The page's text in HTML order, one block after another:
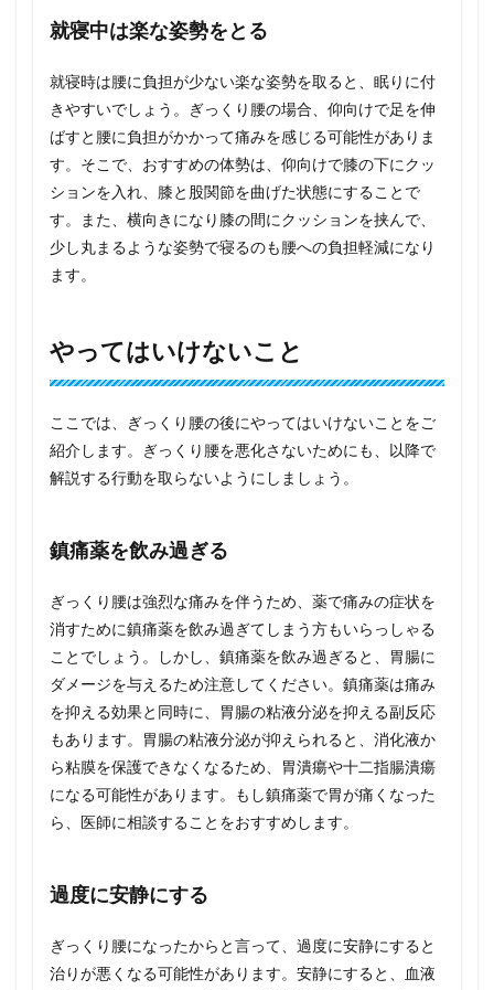
就寝中は楽な姿勢をとる
就寝時は腰に負担が少ない楽な姿勢を取ると、眠りに付
きやすいでしょう。ぎっくり腰の場合、仰向けで足を伸
ばすと腰に負担がかかって痛みを感じる可能性がありま
す。そこで、おすすめの体勢は、仰向けで膝の下にクッ
ションを入れ、膝と股関節を曲げた状態にすることで
す。また、横向きになり膝の間にクッションを挟んで、
少し丸まるような姿勢で寝るのも腰への負担軽減になり
ます。
やってはいけないこと
ここでは、ぎっくり腰の後にやってはいけないことをご
紹介します。ぎっくり腰を悪化さないためにも、以降で
解説する行動を取らないようにしましょう。
鎮痛薬を飲み過ぎる
ぎっくり腰は強烈な痛みを伴うため、薬で痛みの症状を
消すために鎮痛薬を飲み過ぎてしまう方もいらっしゃる
ことでしょう。しかし、鎮痛薬を飲み過ぎると、胃腸に
ダメージを与えるため注意してください。鎮痛薬は痛み
を抑える効果と同時に、胃腸の粘液分泌を抑える副反応
もあります。胃腸の粘液分泌が抑えられると、消化液か
ら粘膜を保護できなくなるため、胃潰瘍や十二指腸潰瘍
になる可能性があります。もし鎮痛薬で胃が痛くなった
ら、医師に相談することをおすすめします。
過度に安静にする
ぎっくり腰になったからと言って、過度に安静にすると
治りが悪くなる可能性があります。安静にすると、血液